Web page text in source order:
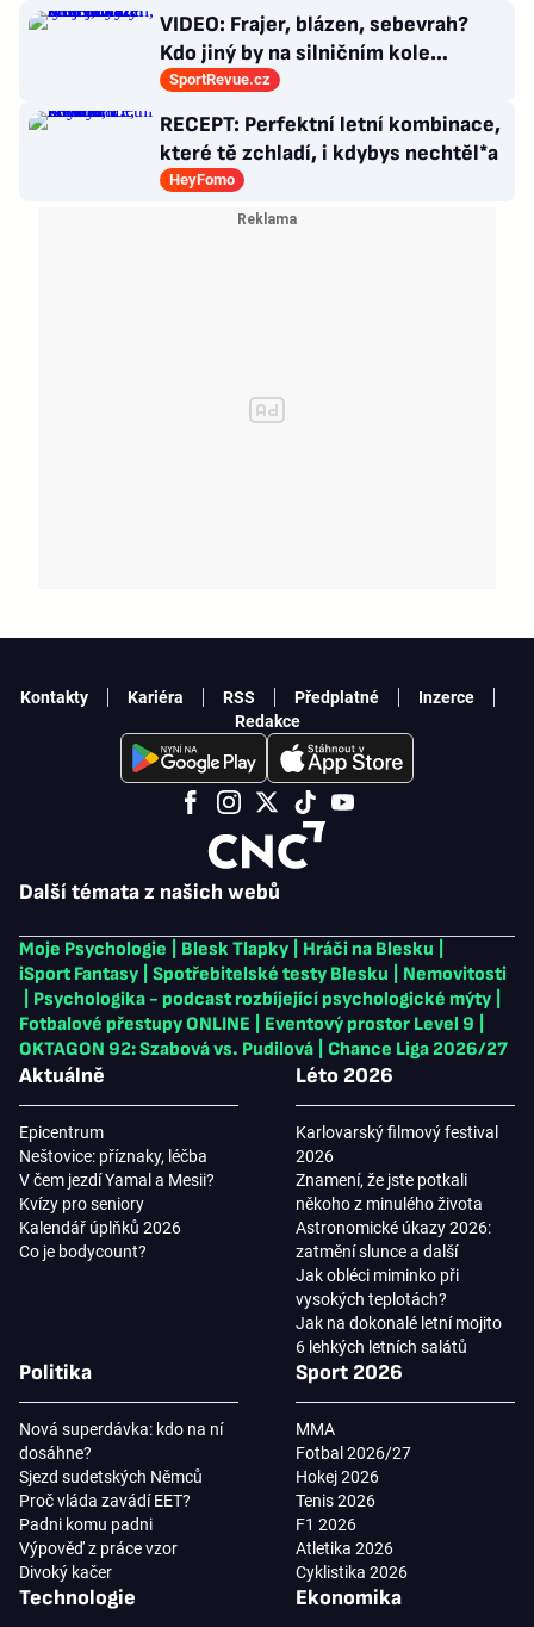
VIDEO: Frajer, blázen, sebevrah?
Kdo jiný by na silničním kole
dokázal tyhle triky?
SportRevue.cz
RECEPT: Perfektní letní kombinace,
které tě zchladí, i kdybys nechtěl*a
HeyFomo
Další témata z našich webů
Moje Psychologie Blesk Tlapky Hráči na Blesku
iSport Fantasy
Spotřebitelské testy Blesku
Nemovitosti
Psychologika - podcast rozbíjející psychologické mýty
Fotbalové přestupy ONLINE
Eventový prostor Level 9
OKTAGON 92: Szabová vs. Pudilová
Chance Liga 2026/27
Aktuálně
Epicentrum
Neštovice: příznaky, léčba
V čem jezdí Yamal a Mesii?
Kvízy pro seniory
Kalendář úplňků 2026
Co je bodycount?
Léto 2026
Karlovarský filmový festival
2026
Znamení, že jste potkali
někoho z minulého života
Astronomické úkazy 2026:
zatmění slunce a další
Jak obléci miminko při
vysokých teplotách?
Jak na dokonalé letní mojito
6 lehkých letních salátů
Politika
Nová superdávka: kdo na ní
dosáhne?
Sjezd sudetských Němců
Proč vláda zavádí EET?
Padni komu padni
Výpověď z práce vzor
Divoký kačer
Sport 2026
MMA
Fotbal 2026/27
Hokej 2026
Tenis 2026
F1 2026
Atletika 2026
Cyklistika 2026
Technologie Ekonomika
Kontakty Kariéra RSS Předplatné
Inzerce
Redakce